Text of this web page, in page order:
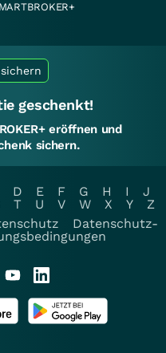
geschenkt!
eröffnen und
sichern.
D E F G H I
J
T U V W X Y
Z
Datenschutz-